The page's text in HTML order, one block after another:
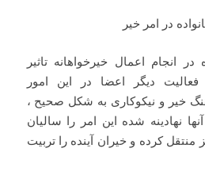
در امر خیر
انجام اعمال خیرخواهانه تاثیر
دیگر اعضا در این امور
خیر و نیکوکاری به شکل صحیح ،
نهادینه شده این امر را سالیان
منتقل کرده و خیران آینده را تربیت